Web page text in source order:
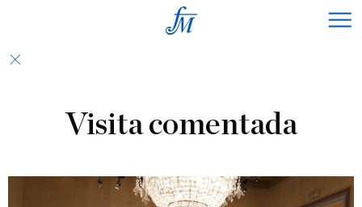
×
Visita comentada